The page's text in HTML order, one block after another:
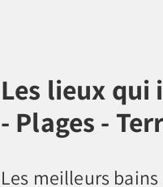
Les lieux
- Plages -
Les meilleurs